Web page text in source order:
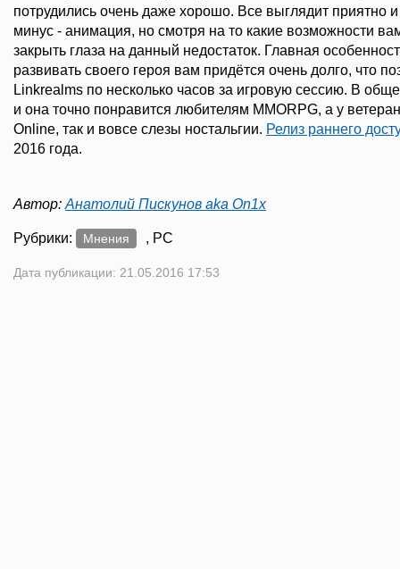
потрудились очень даже хорошо. Все выглядит приятно
минус - анимация, но смотря на то какие возможности
закрыть глаза на данный недостаток. Главная
развивать своего героя вам придётся очень долго, что
Linkrealms по несколько часов за игровую сессию. В
и она точно понравится любителям MMORPG, а у
Online, так и вовсе слезы ностальгии. Релиз раннего
2016 года.
Автор: Анатолий Пискунов aka On1x
Рубрики: Мнения , PC
Дата публикации: 21.05.2016 17:53